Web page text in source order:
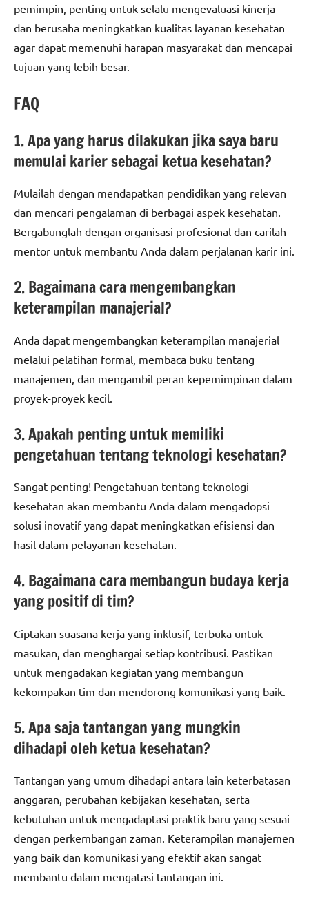
pemimpin, penting untuk selalu mengevaluasi kinerja
dan berusaha meningkatkan kualitas layanan kesehatan
agar dapat memenuhi harapan masyarakat dan mencapai
tujuan yang lebih besar.
FAQ
1. Apa yang harus dilakukan jika saya baru
memulai karier sebagai ketua kesehatan?
Mulailah dengan mendapatkan pendidikan yang relevan
dan mencari pengalaman di berbagai aspek kesehatan.
Bergabunglah dengan organisasi profesional dan carilah
mentor untuk membantu Anda dalam perjalanan karir ini.
2. Bagaimana cara mengembangkan
keterampilan manajerial?
Anda dapat mengembangkan keterampilan manajerial
melalui pelatihan formal, membaca buku tentang
manajemen, dan mengambil peran kepemimpinan dalam
proyek-proyek kecil.
3. Apakah penting untuk memiliki
pengetahuan tentang teknologi kesehatan?
Sangat penting! Pengetahuan tentang teknologi
kesehatan akan membantu Anda dalam mengadopsi
solusi inovatif yang dapat meningkatkan efisiensi dan
hasil dalam pelayanan kesehatan.
4. Bagaimana cara membangun budaya kerja
yang positif di tim?
Ciptakan suasana kerja yang inklusif, terbuka untuk
masukan, dan menghargai setiap kontribusi. Pastikan
untuk mengadakan kegiatan yang membangun
kekompakan tim dan mendorong komunikasi yang baik.
5. Apa saja tantangan yang mungkin
dihadapi oleh ketua kesehatan?
Tantangan yang umum dihadapi antara lain keterbatasan
anggaran, perubahan kebijakan kesehatan, serta
kebutuhan untuk mengadaptasi praktik baru yang sesuai
dengan perkembangan zaman. Keterampilan manajemen
yang baik dan komunikasi yang efektif akan sangat
membantu dalam mengatasi tantangan ini.